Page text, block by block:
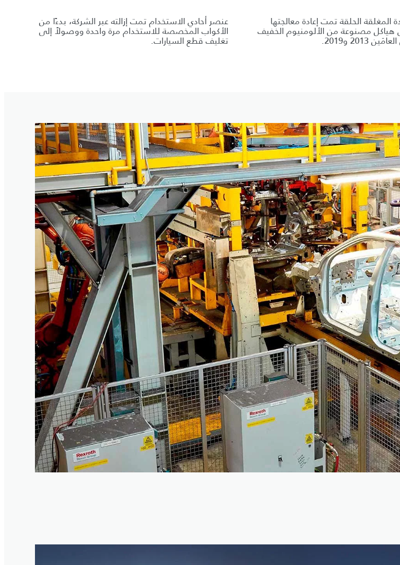
المغلقة الحلقة تمت إعادة معالجتها
هياكل مصنوعة من الألومنيوم الخفيف
2013 و2019.
عنصر أحادي الاستخدام تمت إزالته عبر الشركة، بدءًا من
الأكواب المخصصة للاستخدام مرة واحدة ووصولاً إلى
تغليف قطع السيارات.